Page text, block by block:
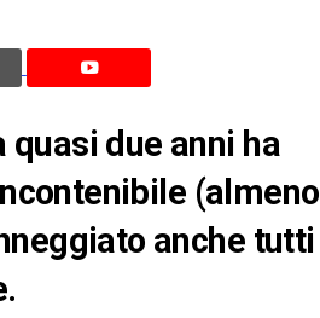
due anni ha
(almeno
anche tutti